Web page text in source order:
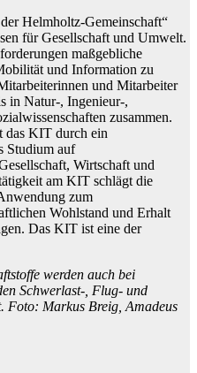
Helmholtz-Gemeinschaft“
für Gesellschaft und Umwelt.
maßgebliche
und Information zu
und Mitarbeiter
in Natur-, Ingenieur-,
zusammen.
das KIT durch ein
Studium auf
Wirtschaft und
am KIT schlägt die
zum
Wohlstand und Erhalt
Das KIT ist eine der
werden auch bei
Schwerlast-, Flug- und
Foto: Markus Breig, Amadeus